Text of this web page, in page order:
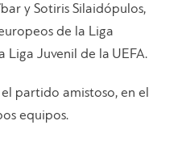
y Sotiris Silaidópulos,
de la Liga
Liga Juvenil de la UEFA.
partido amistoso, en el
equipos.